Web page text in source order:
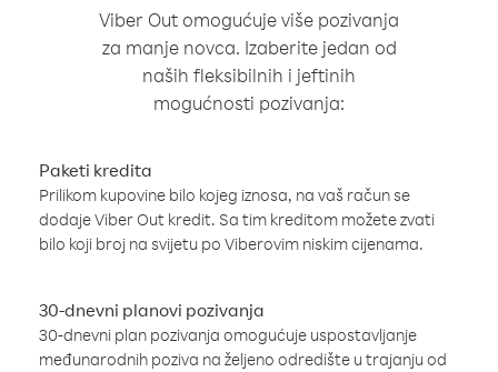
Viber Out omogućuje više pozivanja
za manje novca. Izaberite jedan od
naših fleksibilnih i jeftinih
mogućnosti pozivanja:
Paketi kredita
Prilikom kupovine bilo kojeg iznosa, na vaš račun se
dodaje Viber Out kredit. Sa tim kreditom možete zvati
bilo koji broj na svijetu po Viberovim niskim cijenama.
30-dnevni planovi pozivanja
30-dnevni plan pozivanja omogućuje uspostavljanje
međunarodnih poziva na željeno odredište u trajanju od